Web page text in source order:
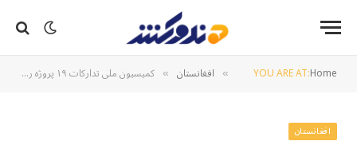
YOU ARE AT:Home
» افغانستان » کمیسیون ملی تدارکات ۱۹ پروژه را به ارزش نزدیک به ۳ میلیارد افغانی منظور کرد
افغانستان